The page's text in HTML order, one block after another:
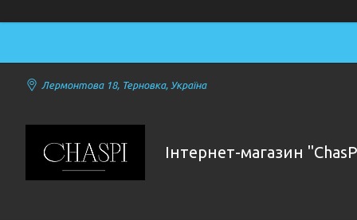
Лермонтова 18, Терновка, Україна
Інтернет-магазин